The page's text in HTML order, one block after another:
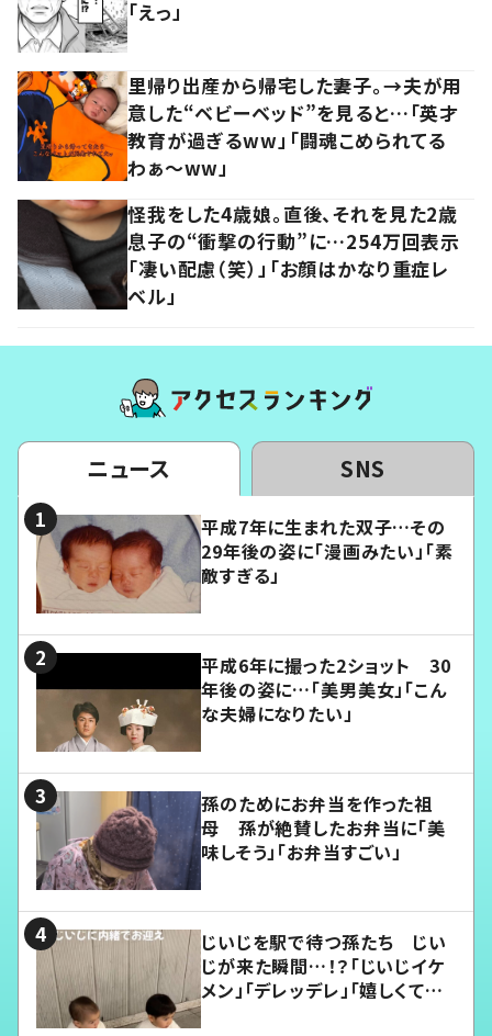
「えっ」
里帰り出産から帰宅した妻子。→夫が用
意した“ベビーベッド”を見ると…「英才
教育が過ぎるww」「闘魂こめられてる
わぁ～ww」
怪我をした4歳娘。直後、それを見た2歳
息子の“衝撃の行動”に…254万回表示
「凄い配慮（笑）」「お顔はかなり重症レ
ベル」
ニュース SNS
平成7年に生まれた双子…その
29年後の姿に「漫画みたい」「素
敵すぎる」
平成6年に撮った2ショット 30
年後の姿に…「美男美女」「こん
な夫婦になりたい」
孫のためにお弁当を作った祖
母 孫が絶賛したお弁当に「美
味しそう」「お弁当すごい」
じいじを駅で待つ孫たち じい
じが来た瞬間…！？「じいじイケ
メン」「デレッデレ」「嬉しくて可